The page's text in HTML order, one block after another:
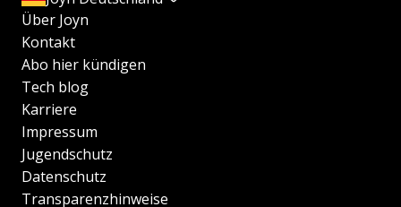
Über Joyn
Kontakt
Abo hier kündigen
Tech blog
Karriere
Impressum
Jugendschutz
Datenschutz
Transparenzhinweise